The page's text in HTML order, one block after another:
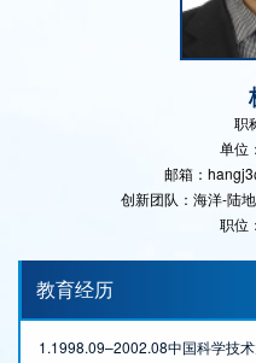
职
单位
邮箱：
创新团队：海洋-陆
职位
教育经历
1.1998.09–2002.08中国科学技